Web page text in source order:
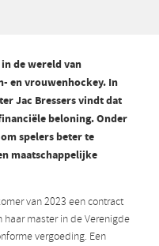
de wereld van
en vrouwenhockey. In
Jac Bressers vindt dat
beloning. Onder
spelers beter te
maatschappelijke
van 2023 een contract
master in de Verenigde
vergoeding. Een